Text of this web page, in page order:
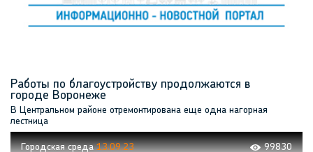
Работы по благоустройству продолжаются в
городе Воронеже
В Центральном районе отремонтирована еще одна нагорная
лестница
Городская среда13.09.23 99830